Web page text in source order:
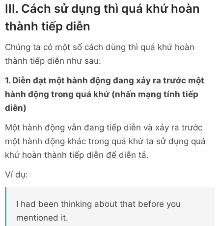
III. Cách sử dụng thì quá khứ hoàn
thành tiếp diễn
Chúng ta có một số cách dùng thì quá khứ hoàn
thành tiếp diễn như sau:
1. Diễn đạt một hành động đang xảy ra trước một
hành động trong quá khứ (nhấn mạng tính tiếp
diễn)
Một hành động vẫn đang tiếp diễn và xảy ra trước
một hành động khác trong quá khứ ta sử dụng quá
khứ hoàn thành tiếp diễn để diễn tả.
Ví dụ:
I had been thinking about that before you
mentioned it.